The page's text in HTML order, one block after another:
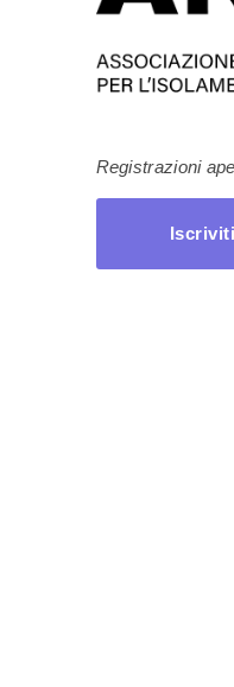
Registrazioni
Iscriviti